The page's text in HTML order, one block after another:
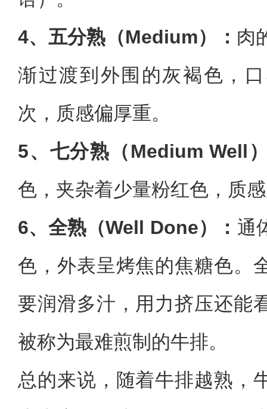
4、五分熟（Medium）： 肉
渐过渡到外围的灰褐色，
次，质感偏厚重。
5、七分熟（Medium Well
色，夹杂着少量粉红色，质
6、全熟（Well Done）： 通
色，外表呈烤焦的焦糖色。
要润滑多汁，用力挤压还能
被称为最难煎制的牛排。
总的来说，随着牛排越熟，